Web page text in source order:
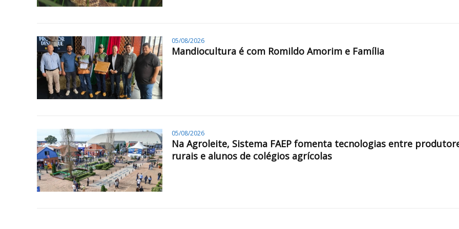
05/08/2026
Mandiocultura é com Romildo Amorim e Família
05/08/2026
Na Agroleite, Sistema FAEP fomenta tecnologias entre
rurais e alunos de colégios agrícolas